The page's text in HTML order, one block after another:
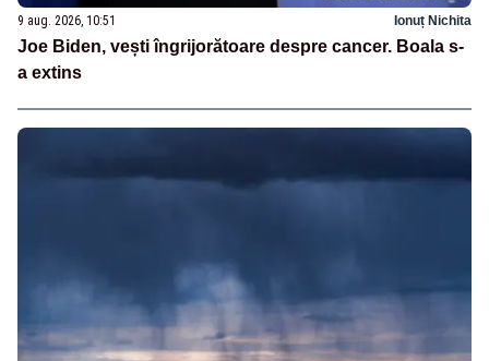
9 aug. 2026, 10:51 Ionuț Nichita
Joe Biden, vești îngrijorătoare despre cancer. Boala s-
a extins